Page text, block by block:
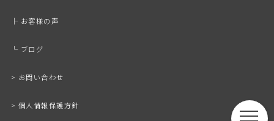
├ お客様の声
└ ブログ
> お問い合わせ
> 個人情報保護方針